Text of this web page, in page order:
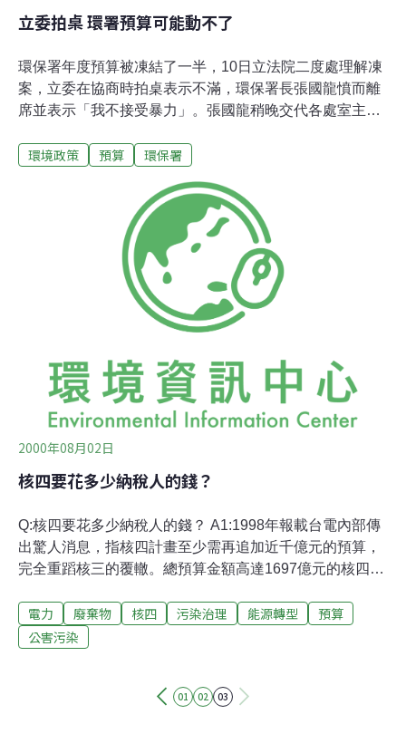
立委拍桌 環署預算可能動不了
環保署年度預算被凍結了一半，10日立法院二度處理解凍
案，立委在協商時拍桌表示不滿，環保署長張國龍憤而離
席並表示「我不接受暴力」。張國龍稍晚交代各處室主
除人事費總計88億元，被凍結了近一半，40億元。如預算
借凍結預算向環保署要求某些特定案子，而且揚言只要環
保署同意這些案子，就不會為難環保署預算。
環境政策 預算 環保署
2000年08月02日
核四要花多少納稅人的錢？
Q:核四要花多少納稅人的錢？ A1:1998年報載台電內部傳
出驚人消息，指核四計畫至少需再追加近千億元的預算，
完全重蹈核三的覆轍。總預算金額高達1697億元的核四建
在當年要審查88年預算案，就提出追加預算，但為避免給
當時的閣揆蕭萬長太難堪，所以才決定延後動作。據透
1，追加金額則超過千億！預算「三級跳」在台電興建核
電力 廢棄物 核四 污染治理 能源轉型
預算
公害污染
01 02 03